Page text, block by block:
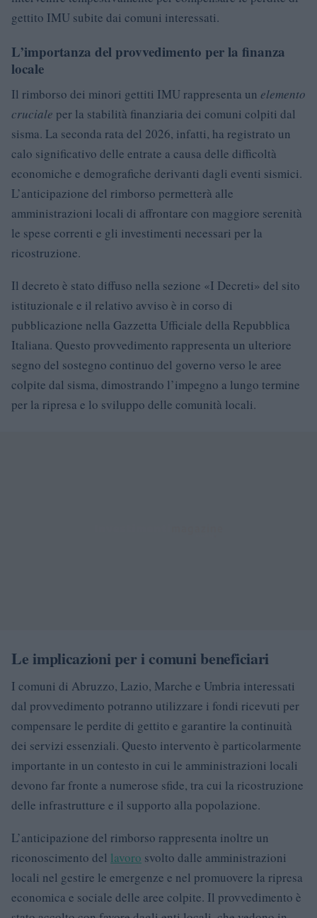
gettito IMU subite dai comuni interessati.
L’importanza del provvedimento per la finanza
locale
Il rimborso dei minori gettiti IMU rappresenta un elemento
cruciale per la stabilità finanziaria dei comuni colpiti dal
sisma. La seconda rata del 2026, infatti, ha registrato un
calo significativo delle entrate a causa delle difficoltà
economiche e demografiche derivanti dagli eventi sismici.
L’anticipazione del rimborso permetterà alle
amministrazioni locali di affrontare con maggiore serenità
le spese correnti e gli investimenti necessari per la
ricostruzione.
Il decreto è stato diffuso nella sezione «I Decreti» del sito
istituzionale e il relativo avviso è in corso di
pubblicazione nella Gazzetta Ufficiale della Repubblica
Italiana. Questo provvedimento rappresenta un ulteriore
segno del sostegno continuo del governo verso le aree
colpite dal sisma, dimostrando l’impegno a lungo termine
per la ripresa e lo sviluppo delle comunità locali.
Le implicazioni per i comuni beneficiari
I comuni di Abruzzo, Lazio, Marche e Umbria interessati
dal provvedimento potranno utilizzare i fondi ricevuti per
compensare le perdite di gettito e garantire la continuità
dei servizi essenziali. Questo intervento è particolarmente
importante in un contesto in cui le amministrazioni locali
devono far fronte a numerose sfide, tra cui la ricostruzione
delle infrastrutture e il supporto alla popolazione.
L’anticipazione del rimborso rappresenta inoltre un
riconoscimento del lavoro svolto dalle amministrazioni
locali nel gestire le emergenze e nel promuovere la ripresa
economica e sociale delle aree colpite. Il provvedimento è